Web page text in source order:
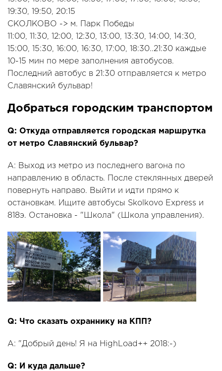
19:30, 19:50, 20:15
СКОЛКОВО -> м. Парк Победы
11:00, 11:30, 12:00, 12:30, 13:00, 13:30, 14:00, 14:30,
15:00, 15:30, 16:00, 16:30, 17:00, 18:30..21:30 каждые
10-15 мин по мере заполнения автобусов.
Последний автобус в 21:30 отправляется к метро
Славянский бульвар!
Добраться городским транспортом
Q: Откуда отправляется городская маршрутка
от метро Славянский бульвар?
A: Выход из метро из последнего вагона по
направлению в область. После стеклянных дверей
повернуть направо. Выйти и идти прямо к
остановкам. Ищите автобусы Skolkovo Express и
818э. Остановка - "Школа" (Школа управления).
Q: Что сказать охраннику на КПП?
A: "Добрый день! Я на HighLoad++ 2018:-)
Q: И куда дальше?